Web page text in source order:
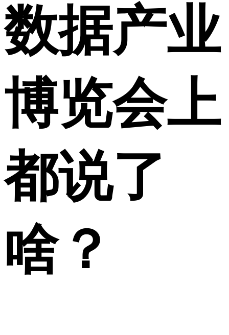
数据产业
博览会上
都说了
啥？